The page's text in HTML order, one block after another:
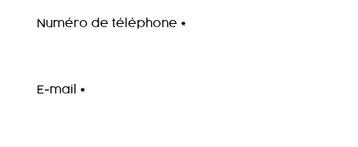
Numéro de téléphone
E-mail